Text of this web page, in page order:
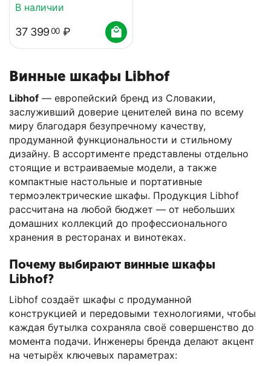
Винные шкафы Libhof
Libhof — европейский бренд из Словакии,
заслуживший доверие ценителей вина по всему
миру благодаря безупречному качеству,
продуманной функциональности и стильному
дизайну. В ассортименте представлены отдельно
стоящие и встраиваемые модели, а также
компактные настольные и портативные
термоэлектрические шкафы. Продукция Libhof
рассчитана на любой бюджет — от небольших
домашних коллекций до профессионального
хранения в ресторанах и винотеках.
Почему выбирают винные шкафы
Libhof?
Libhof создаёт шкафы с продуманной
конструкцией и передовыми технологиями, чтобы
каждая бутылка сохраняла своё совершенство до
момента подачи. Инженеры бренда делают акцент
на четырёх ключевых параметрах:
В наличии
37 39900 ₽